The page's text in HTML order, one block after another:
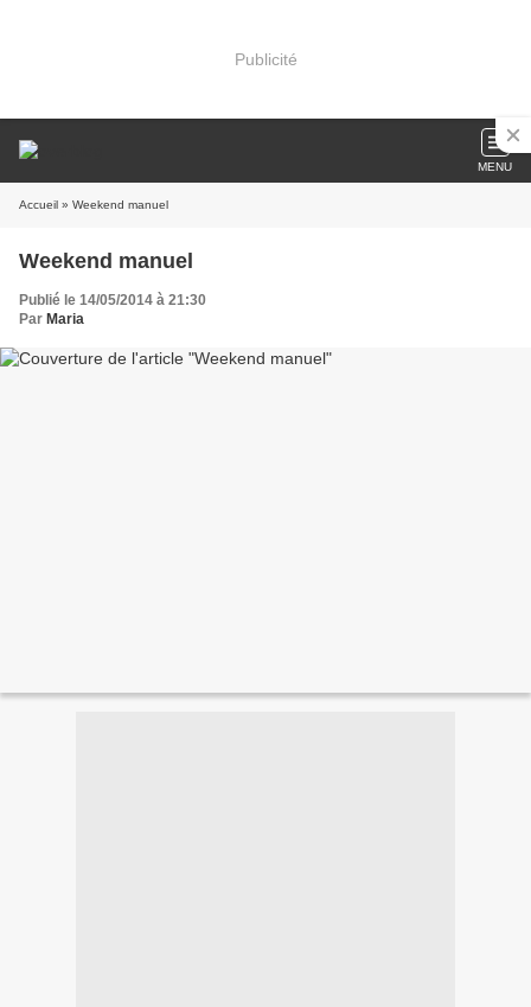
Publicité
MENU
Accueil » Weekend manuel
Weekend manuel
Publié le 14/05/2014 à 21:30
Par Maria